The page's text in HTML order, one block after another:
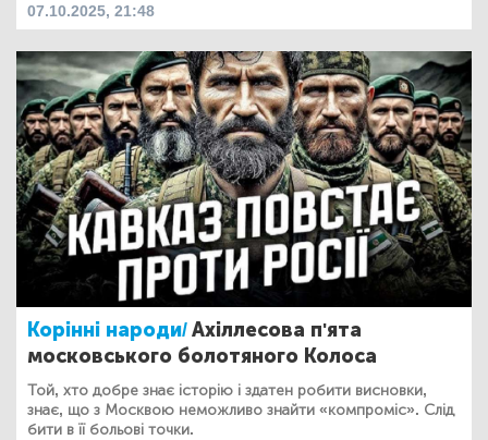
07.10.2025, 21:48
Корінні народи/Ахіллесова п'ята
московського болотяного Колоса
Той, хто добре знає історію і здатен робити висновки,
знає, що з Москвою неможливо знайти «компроміс». Слід
бити в її больові точки.